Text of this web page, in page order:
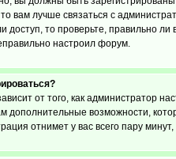
вам лучше связаться с
доступ, то проверьте, правильно
настроил форум.
от того, как администратор
дополнительные возможности,
отнимет у вас всего пару